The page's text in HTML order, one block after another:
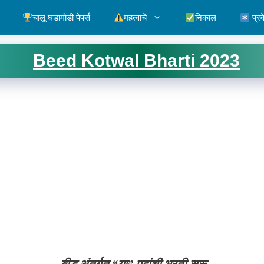
चालू घडामोडी पेपर्स महत्वाचे निकाल
Beed Kotwal Bharti 2023